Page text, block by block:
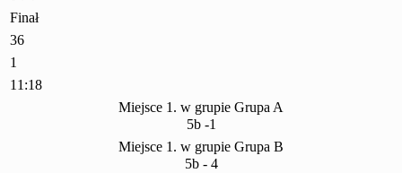
Finał
36
1
11:18
Miejsce 1. w grupie Grupa A
5b -1
Miejsce 1. w grupie Grupa B
5b - 4